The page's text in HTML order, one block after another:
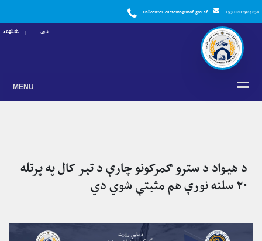
Callcenter.customs@mof.gov.af +93 0202924858
دری English
MENU
د هیواد د سترو ګمرکونو چارې د تېر کال په پرتله
۲۰ سلنه نورې هم مثبتې شوي دي